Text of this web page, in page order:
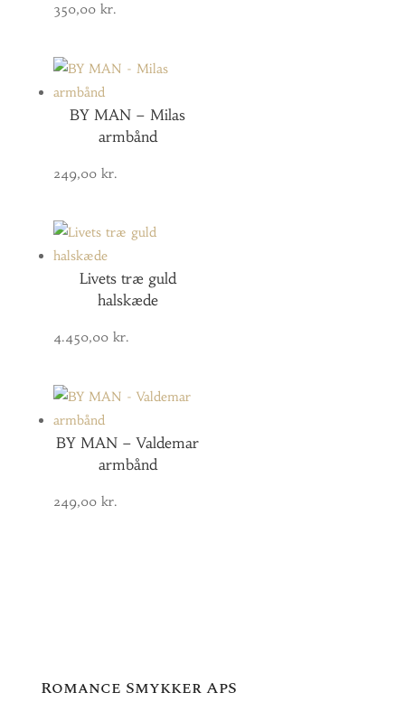
350,00 kr.
BY MAN – Milas
armbånd
249,00 kr.
Livets træ guld
halskæde
4.450,00 kr.
BY MAN – Valdemar
armbånd
249,00 kr.
Romance Smykker ApS